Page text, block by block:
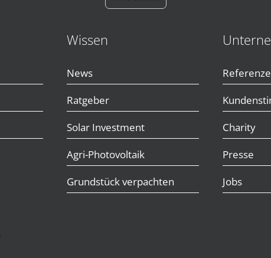
Wissen
News
Ratgeber
Solar Investment
Agri-Photovoltaik
Grundstück verpachten
Charity
Presse
Jobs